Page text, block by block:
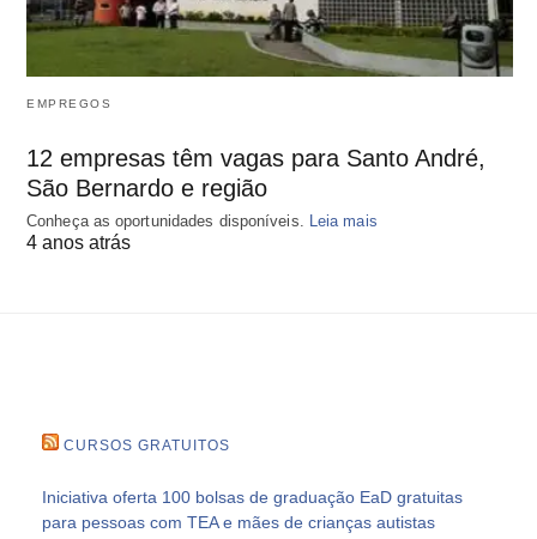
EMPREGOS
12 empresas têm vagas para Santo André,
São Bernardo e região
Conheça as oportunidades disponíveis. Leia mais
4 anos atrás
CURSOS GRATUITOS
Iniciativa oferta 100 bolsas de graduação EaD gratuitas
para pessoas com TEA e mães de crianças autistas